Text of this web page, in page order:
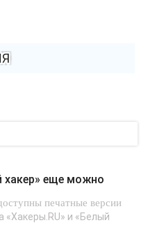
хакер» еще можно
печатные версии
«Хакеры.RU» и «Белый